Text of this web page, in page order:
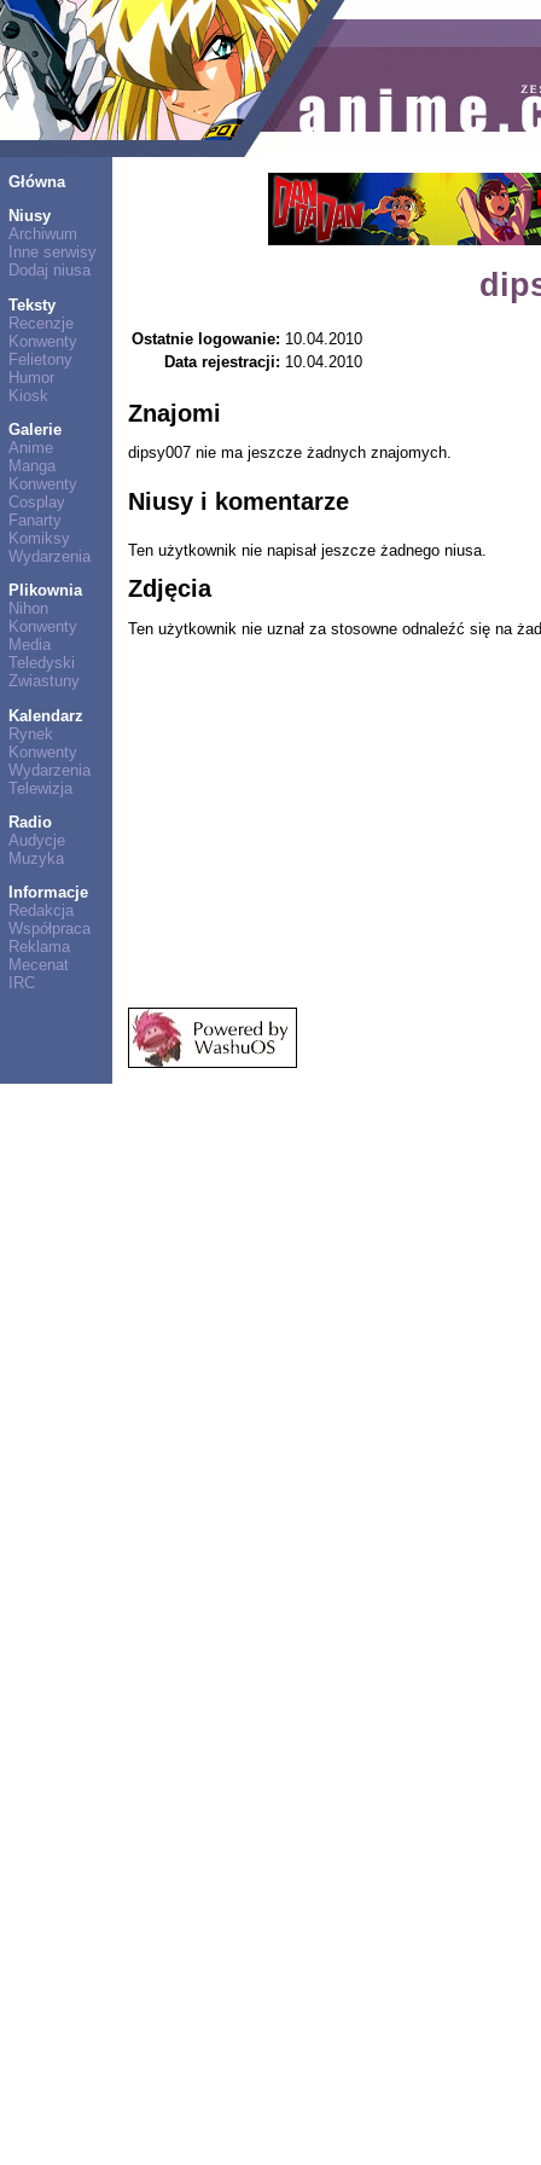
Główna
Niusy
Archiwum
Inne serwisy
Dodaj niusa
Teksty
Recenzje
Konwenty
Felietony
Humor
Kiosk
Galerie
Anime
Manga
Konwenty
Cosplay
Fanarty
Komiksy
Wydarzenia
Plikownia
Nihon
Konwenty
Media
Teledyski
Zwiastuny
Kalendarz
Rynek
Konwenty
Wydarzenia
Telewizja
Radio
Audycje
Muzyka
Informacje
Redakcja
Współpraca
Reklama
Mecenat
IRC
Ostatnie logowanie: 10.04.2010
Data rejestracji: 10.04.2010
Znajomi
dipsy007 nie ma jeszcze żadnych znajomych.
Niusy i komentarze
Ten użytkownik nie napisał jeszcze żadnego niusa.
Zdjęcia
Ten użytkownik nie uznał za stosowne odnaleźć się na